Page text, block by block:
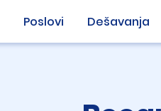
Poslovi Dešavanja